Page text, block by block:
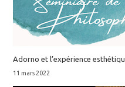
Adorno et l’expérience
11 mars 2022